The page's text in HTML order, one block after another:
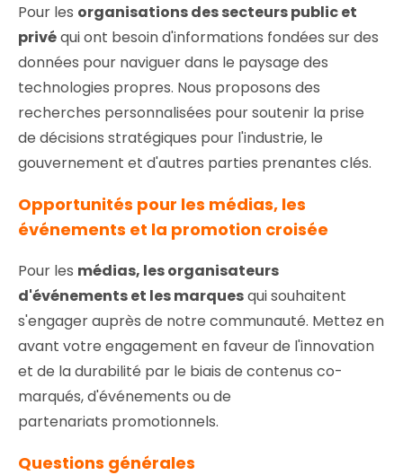
Pour les organisations des secteurs public et
privéqui ont besoin d'informations fondées sur des
données pour naviguer dans le paysage des
technologies propres. Nous proposons des
recherches personnalisées pour soutenir la prise
de décisions stratégiques pour l'industrie, le
gouvernement et d'autres parties prenantes clés.
Opportunités pour les médias, les
événements et la promotion croisée
Pour les médias, les organisateurs
d'événements et les marquesqui souhaitent
s'engager auprès de notre communauté. Mettez en
avant votre engagement en faveur de l'innovation
et de la durabilité par le biais de contenus co-
marqués, d'événements ou de
partenariats promotionnels.
Questions générales